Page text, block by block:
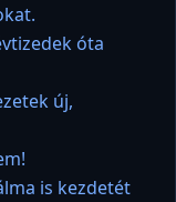
óta
új,
is kezdetét